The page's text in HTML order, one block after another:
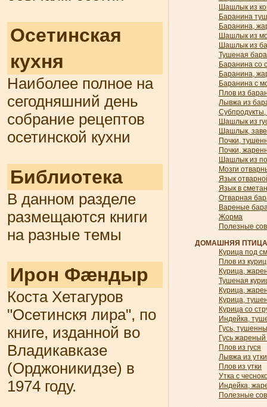
Осетинская
кухня
Наиболее полное на
сегодняшний день
собрание рецептов
осетинской кухни
Библиотека
В данном разделе
размещаются книги
на разные темы
Ирон Фæндыр
Коста Хетагуров
"Осетинскя лира", по
книге, изданной во
Владикавказе
(Орджоникидзе) в
1974 году.
Шашлык из
Баранина
Баранина,
Шашлык из
Шашлык из
Тушеная
Баранина со
Баранина,
Баранина с
Плов из
Лывжа из
Шашлык из
Шашлык,
Почки,
Почки,
Шашлык из
Мозги
Язык
Язык в
Отварная
Вареные
Жорма
Полезные
ДОМАШНЯЯ ПТИЦА
Курица под
Плов из
Курица,
Тушеная
Курица,
Курица,
Курица со
Индейка,
Гусь,
Гусь жареный
Плов из гуся
Лывжа из
Плов из утки
Утка с
Индейка,
Полезные